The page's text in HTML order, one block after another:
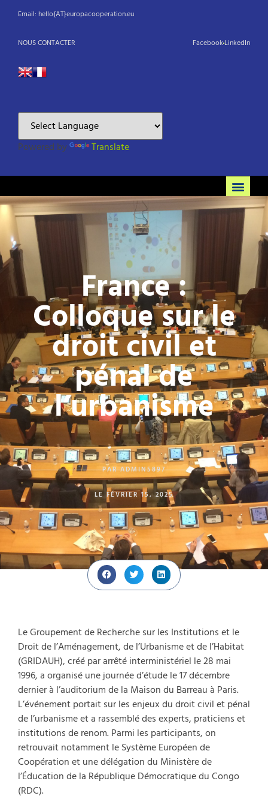
Email: hello{AT}europacooperation.eu
NOUS CONTACTER FacebookLinkedIn
Powered by Translate
France :
Colloque sur le
droit civil et
pénal de
l’urbanisme
PARADMIN5897
LE FÉVRIER 15, 2025
Le Groupement de Recherche sur les Institutions et le
Droit de l’Aménagement, de l’Urbanisme et de l’Habitat
(GRIDAUH), créé par arrêté interministériel le 28 mai
1996, a organisé une journée d’étude le 17 décembre
dernier à l’auditorium de la Maison du Barreau à Paris.
L’événement portait sur les enjeux du droit civil et pénal
de l’urbanisme et a rassemblé des experts, praticiens et
institutions de renom. Parmi les participants, on
retrouvait notamment le Système Européen de
Coopération et une délégation du Ministère de
l’Éducation de la République Démocratique du Congo
(RDC).